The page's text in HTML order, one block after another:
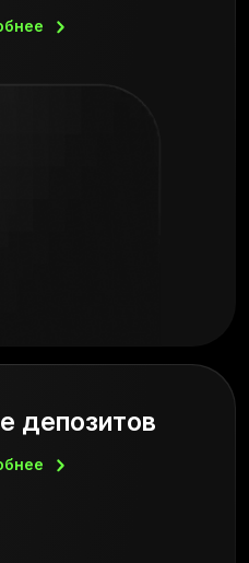
депозитов